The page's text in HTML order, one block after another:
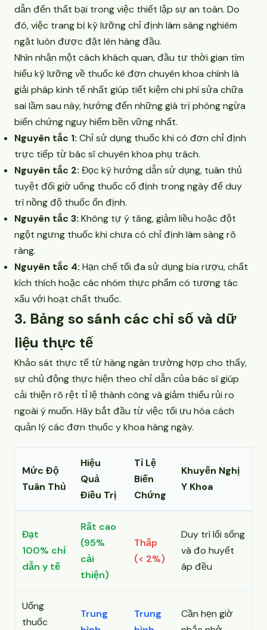
dẫn đến thất bại trong việc thiết lập sự an toàn. Do
đó, việc trang bị kỹ lưỡng chỉ định lâm sàng nghiêm
ngặt luôn được đặt lên hàng đầu.
Nhìn nhận một cách khách quan, đầu tư thời gian tìm
hiểu kỹ lưỡng về thuốc kê đơn chuyên khoa chính là
giải pháp kinh tế nhất giúp tiết kiệm chi phí sửa chữa
sai lầm sau này, hướng đến những giá trị phòng ngừa
biến chứng nguy hiểm bền vững nhất.
Nguyên tắc 1: Chỉ sử dụng thuốc khi có đơn chỉ định
trực tiếp từ bác sĩ chuyên khoa phụ trách.
Nguyên tắc 2: Đọc kỹ hướng dẫn sử dụng, tuân thủ
tuyệt đối giờ uống thuốc cố định trong ngày để duy
trì nồng độ thuốc ổn định.
Nguyên tắc 3: Không tự ý tăng, giảm liều hoặc đột
ngột ngưng thuốc khi chưa có chỉ định lâm sàng rõ
ràng.
Nguyên tắc 4: Hạn chế tối đa sử dụng bia rượu, chất
kích thích hoặc các nhóm thực phẩm có tương tác
xấu với hoạt chất thuốc.
3. Bảng so sánh các chỉ số và dữ
liệu thực tế
Khảo sát thực tế từ hàng ngàn trường hợp cho thấy,
sự chủ động thực hiện theo chỉ dẫn của bác sĩ giúp
cải thiện rõ rệt tỉ lệ thành công và giảm thiểu rủi ro
ngoài ý muốn. Hãy bắt đầu từ việc tối ưu hóa cách
quản lý các đơn thuốc y khoa hàng ngày.
Mức Độ
Tuân Thủ
Hiệu
Quả
Điều Trị
Tỉ Lệ
Biến
Chứng
Khuyến Nghị
Y Khoa
Đạt
100% chỉ
dẫn y tế
Rất cao
(95%
cải
thiện)
Thấp
(< 2%)
Duy trì lối sống
và đo huyết
áp đều
Uống
thuốc
Trung
Trung
Cần hẹn giờ